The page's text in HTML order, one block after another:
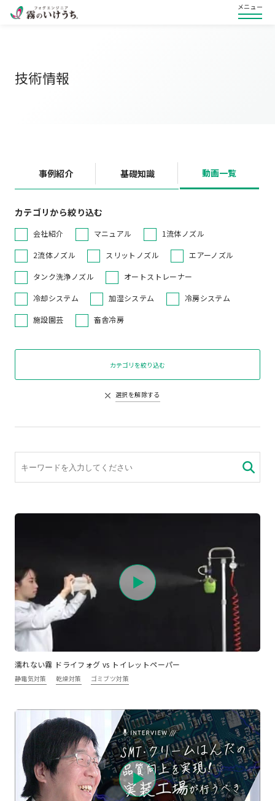
メニュー
技術情報
事例紹介 基礎知識 動画一覧
カテゴリから絞り込む
会社紹介 マニュアル 1流体ノズル
2流体ノズル スリットノズル エアーノズル
タンク洗浄ノズル オートストレーナー
冷却システム 加湿システム 冷房システム
施設園芸 畜舎冷房
カテゴリを絞り込む
選択を解除する
濡れない霧 ドライフォグ vs トイレットペーパー
静電気対策 乾燥対策 ゴミブツ対策